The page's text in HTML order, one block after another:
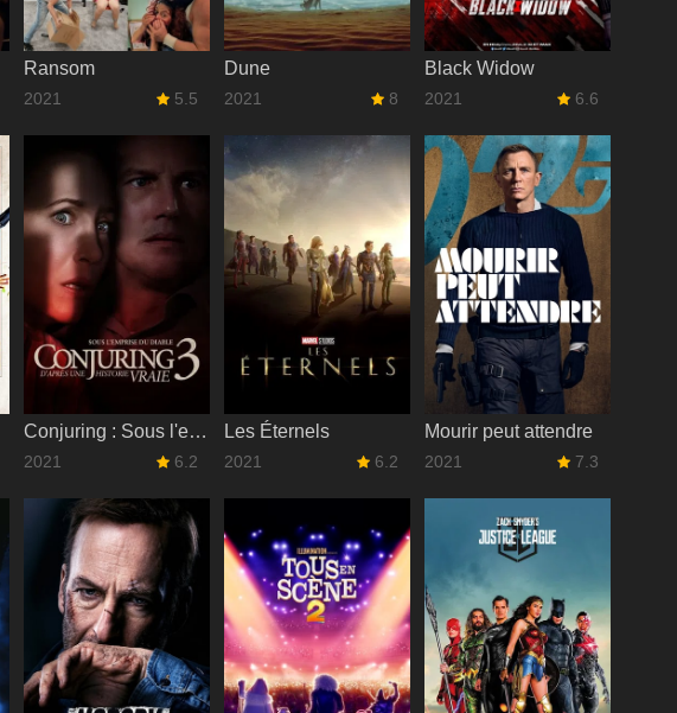
Ransom
2021 5.5
Dune
2021 8
Black Widow
2021 6.6
Conjuring : Sous l'emprise du Diable
2021 6.2
Les Éternels
2021 6.2
Mourir peut attendre
2021 7.3